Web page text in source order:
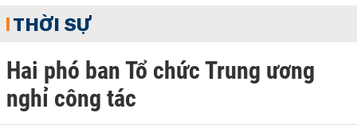
THỜI SỰ
Hai phó ban Tổ chức Trung ương
nghỉ công tác